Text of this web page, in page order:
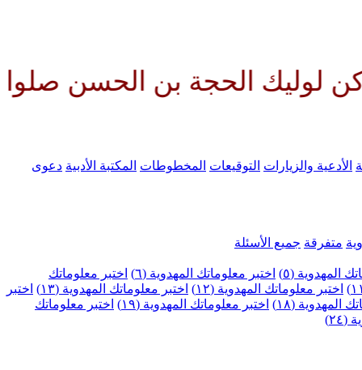
بن الحسن صلواتك عليه
الأدعية والزيارات التوقيعات المخطوطات المكتبة الأدبية دعوى
متفرقة جميع الأسئلة
المهدوية (٥) اختبر معلوماتك المهدوية (٦)
اختبر معلوماتك
اختبر معلوماتك المهدوية (١٢) اختبر معلوماتك المهدوية (١٣)
اختبر
المهدوية (١٨) اختبر معلوماتك المهدوية (١٩)
اختبر معلوماتك
(٢٤)